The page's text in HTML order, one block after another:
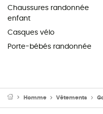
Chaussures randonnée
enfant
Casques vélo
Porte-bébés randonnée
Homme Vêtements